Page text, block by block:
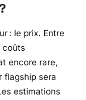
: le prix. Entre
coûts
encore rare,
flagship sera
estimations